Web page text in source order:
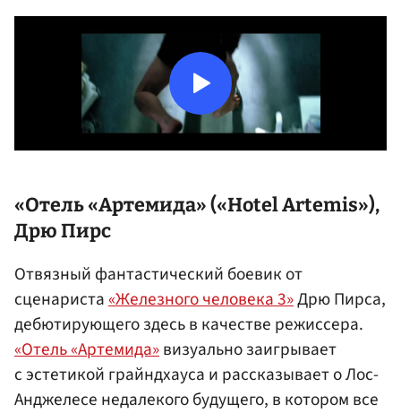
«Отель «Артемида» («Hotel Artemis»),
Дрю Пирс
Отвязный фантастический боевик от
сценариста«Железного человека 3»Дрю Пирса,
дебютирующего здесь в качестве режиссера.
«Отель «Артемида»визуально заигрывает
с эстетикой грайндхауса и рассказывает о Лос-
Анджелесе недалекого будущего, в котором все